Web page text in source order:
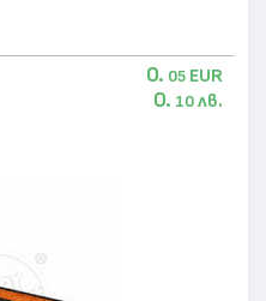
0. 05 EUR
0. 10 лв.